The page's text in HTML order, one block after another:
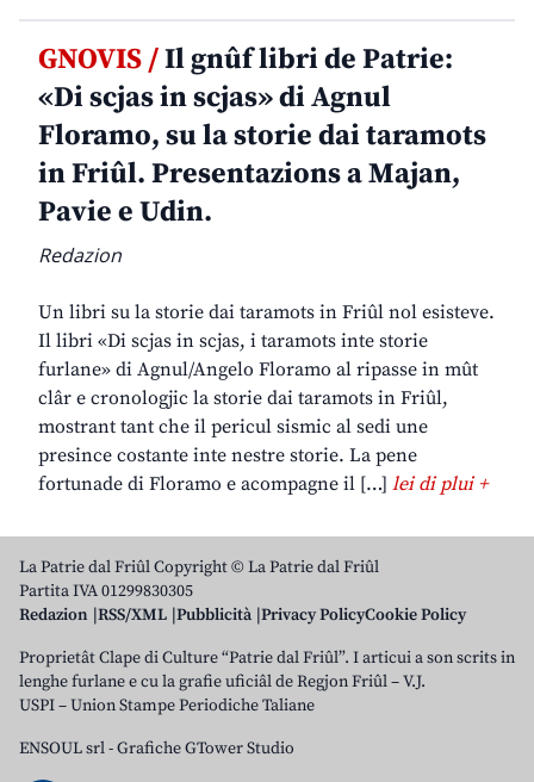
GNOVIS /Il gnûf libri de Patrie:
«Di scjas in scjas» di Agnul
Floramo, su la storie dai taramots
in Friûl. Presentazions a Majan,
Pavie e Udin.
Redazion
Un libri su la storie dai taramots in Friûl nol esisteve.
Il libri «Di scjas in scjas, i taramots inte storie
furlane» di Agnul/Angelo Floramo al ripasse in mût
clâr e cronologjic la storie dai taramots in Friûl,
mostrant tant che il pericul sismic al sedi une
presince costante inte nestre storie. La pene
fortunade di Floramo e acompagne il […] lei di plui +
La Patrie dal Friûl Copyright © La Patrie dal Friûl
Partita IVA 01299830305
Redazion RSS/XML Pubblicità Privacy PolicyCookie Policy
Proprietât Clape di Culture “Patrie dal Friûl”. I articui a son scrits in
lenghe furlane e cu la grafie uficiâl de Regjon Friûl – V.J.
USPI – Union Stampe Periodiche Taliane
ENSOUL srl-Grafiche GTower Studio